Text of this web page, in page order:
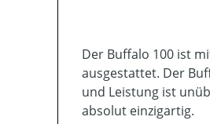
Der Buffalo 100 ist
ausgestattet. Der
und Leistung ist
absolut einzigartig.